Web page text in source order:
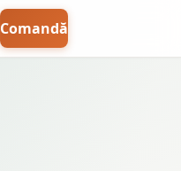
Comandă